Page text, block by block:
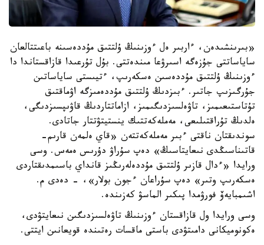
«بىرىنشىدەن، ءاربىر ەل ءوزىنىڭ ۇلتتىق مۇددەسىنە باعىتتالعان
ساياساتتى جۇزەگە اسىرۋعا مىندەتتى. بۇل تۇرعىدا قازاقستاندا دا
ءوزىنىڭ ۇلتتىق مۇددەسىن ەسكەرىپ، ءتيىستى ساياساتىن
جۇرگىزىپ جاتىر. ءبىزدىڭ ۇلتتىق مۇددەمىزگە اۋماقتىق
تۇتاستىعىمىز، تاۋەلسىزدىگىمىز، ازاماتتاردىڭ قاۋىپسىزدىگى،
ەلدىڭ تۇراقتىلىعى، مەملەكەتتىك ينستيتۋتتار جاتادى.
سوندىقتان ناقتى ءبىر مەملەكەتتەن «قاي ەلمەن قارىم-
قاتىناسىڭدى نىعايتاسىڭ» دەپ سۇراۋ دۇرىس ەمەس. وسى
ورايدا «ءدال قازىر ۇلتتىق مۇددەلەرىڭىز قانداي باسىمدىقتاردى
ەسكەرىپ وتىر» دەپ سۇراعان ءجون بولار»، - دەدى م.
اشىمبايەۆ فورۋمدا پىكىر الماسۋ كەزىندە.
وسى ورايدا ول قازاقستان ءوزىنىڭ تاۋەلسىزدىگىن نىعايتۋدى،
ەكونوميكانى دامىتۋدى باستى ماقسات رەتىندە قويعانىن ايتتى.